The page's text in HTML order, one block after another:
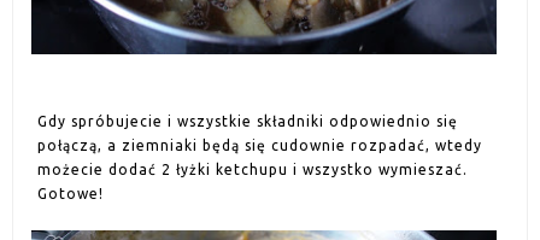
Gdy spróbujecie i wszystkie składniki odpowiednio się
połączą, a ziemniaki będą się cudownie rozpadać, wtedy
możecie dodać 2 łyżki ketchupu i wszystko wymieszać.
Gotowe!